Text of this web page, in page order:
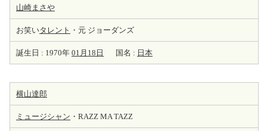
山崎まさや
お笑いタレント ・元 ジョーダンズ
誕生日 : 1970年 01月18日 国名 : 日本
横山達郎
ミュージシャン ・RAZZ MA TAZZ